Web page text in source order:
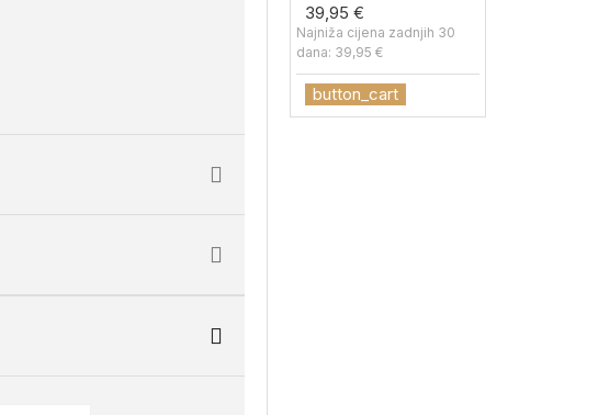
39,95 €
Najniža cijena zadnjih 30
dana: 39,95 €
button_cart